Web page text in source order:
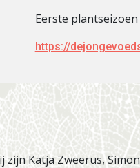
Eerste plantseizoen
https://
zijn Katja Zweerus,